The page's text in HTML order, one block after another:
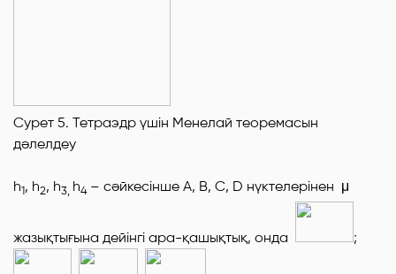
Сурет 5. Тетраэдр үшін Менелай теоремасын
дәлелдеу
h1, h2, h3 h4 – сәйкесінше А, В, С, D нүктелерінен μ
жазықтығына дейінгі ара-қашықтық, онда ;